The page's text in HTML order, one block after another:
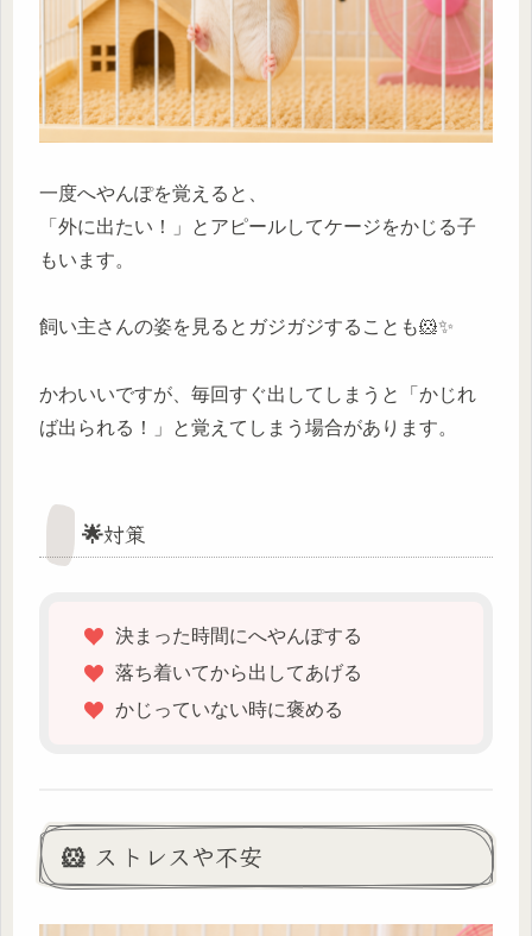
一度へやんぽを覚えると、
「外に出たい！」とアピールしてケージをかじる子
もいます。
飼い主さんの姿を見るとガジガジすることも🐹✨
かわいいですが、毎回すぐ出してしまうと「かじれ
ば出られる！」と覚えてしまう場合があります。
🌟対策
決まった時間にへやんぽする
落ち着いてから出してあげる
かじっていない時に褒める
🐹 ストレスや不安